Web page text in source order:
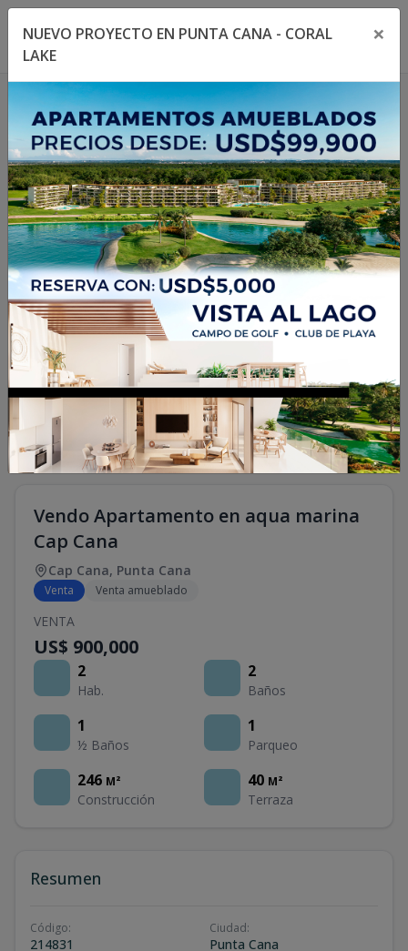
Toggle navigation menu
/16
Vendo Apartamento en aqua marina
Cap Cana
Cap Cana, Punta Cana
Venta Venta amueblado
VENTA
US$ 900,000
2
Hab.
2
Baños
1
½ Baños
1
Parqueo
246 M²
Construcción
40 M²
Terraza
Resumen
Código:
214831
Ciudad:
Punta Cana
NUEVO PROYECTO EN PUNTA CANA - CORAL
LAKE
×